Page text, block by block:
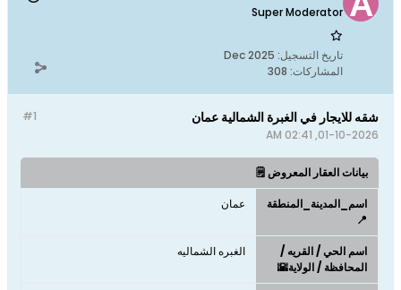
Super Moderator
تاريخ التسجيل: Dec 2025
المشاركات: 308
#1 شقه للايجار في الغبرة الشمالية عمان
01-10-2026, 02:41 AM
بيانات العقار المعروض 🗒️
اسم_المدينة_المنطقة
📍
عمان
اسم الحي / القريه /
المحافظة / الولاية🌇
الغبره الشماليه